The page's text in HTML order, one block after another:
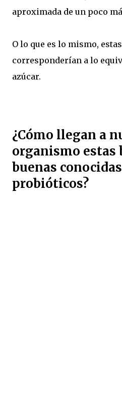
aproximada de un poco
O lo que es lo mismo,
corresponderían a lo
azúcar.
¿Cómo llegan a
organismo estas
buenas
probióticos?